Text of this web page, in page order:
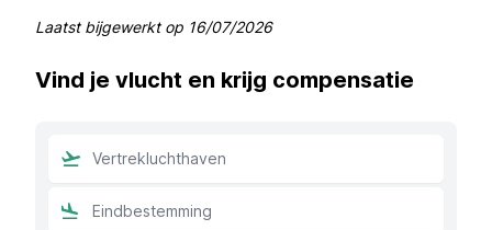
Laatst bijgewerkt op 16/07/2026
Vind je vlucht en krijg compensatie